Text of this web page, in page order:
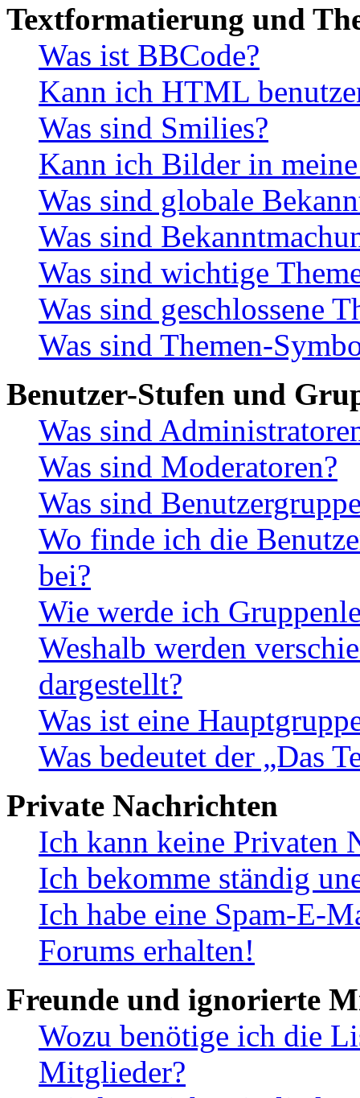
Textformatierung und
Was ist BBCode?
Kann ich HTML
Was sind Smilies?
Kann ich Bilder in
Was sind globale
Was sind
Was sind wichtige
Was sind geschlossene
Was sind Themen-
Benutzer-Stufen und
Was sind
Was sind Moderatoren?
Was sind
Wo finde ich die
bei?
Wie werde ich
Weshalb werden
dargestellt?
Was ist eine
Was bedeutet der „Das
Private Nachrichten
Ich kann keine Privaten
Ich bekomme ständig
Ich habe eine Spam-E-
Forums erhalten!
Freunde und ignorierte
Wozu benötige ich die
Mitglieder?